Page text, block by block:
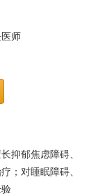
师
抑郁焦虑障碍、
；对睡眠障碍、